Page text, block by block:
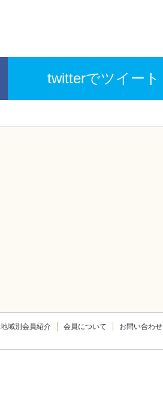
twitterでツイート
地域別会員紹介 会員について お問い合わせ